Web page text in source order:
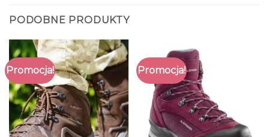
PODOBNE PRODUKTY
Promocja! Promocja!